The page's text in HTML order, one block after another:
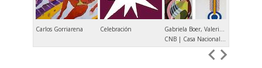
Carlos Gorriarena Celebración